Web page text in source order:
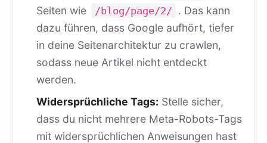
Seiten wie
/blog/page/2/ . Das kann
dazu führen, dass Google aufhört, tiefer
in deine Seitenarchitektur zu crawlen,
sodass neue Artikel nicht entdeckt
werden.
Widersprüchliche Tags: Stelle sicher,
dass du nicht mehrere Meta-Robots-Tags
mit widersprüchlichen Anweisungen hast